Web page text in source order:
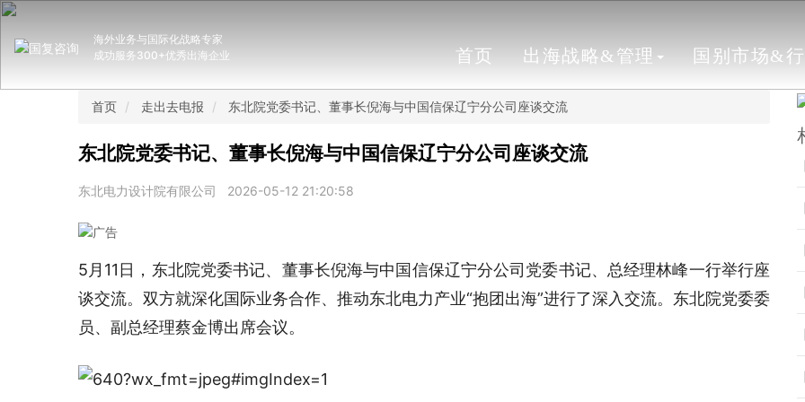
海外业务与国际化战略专家
成功服务300+优秀出海企业
首页 出海战略&管理 国别市场&
首页 走出去电报 东北院党委书记、董事长倪海与中国信保辽宁分公司座谈交流
东北院党委书记、董事长倪海与中国信保辽宁分公司座谈交流
东北电力设计院有限公司 2026-05-12 21:20:58
5月11日，东北院党委书记、董事长倪海与中国信保辽宁分公司党委书记、总经理林峰一行举行座
谈交流。双方就深化国际业务合作、推动东北电力产业“抱团出海”进行了深入交流。东北院党委委
员、副总经理蔡金博出席会议。